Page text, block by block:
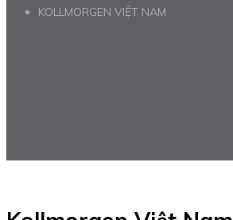
KOLLMORGEN VIỆT NAM